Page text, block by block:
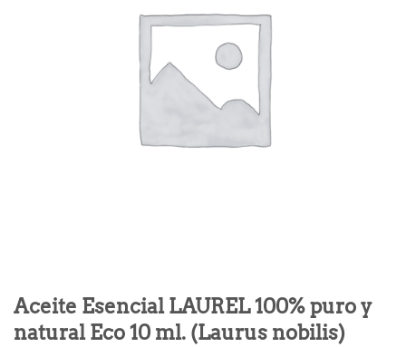
Aceite Esencial LAUREL 100% puro y
natural Eco 10 ml. (Laurus nobilis)